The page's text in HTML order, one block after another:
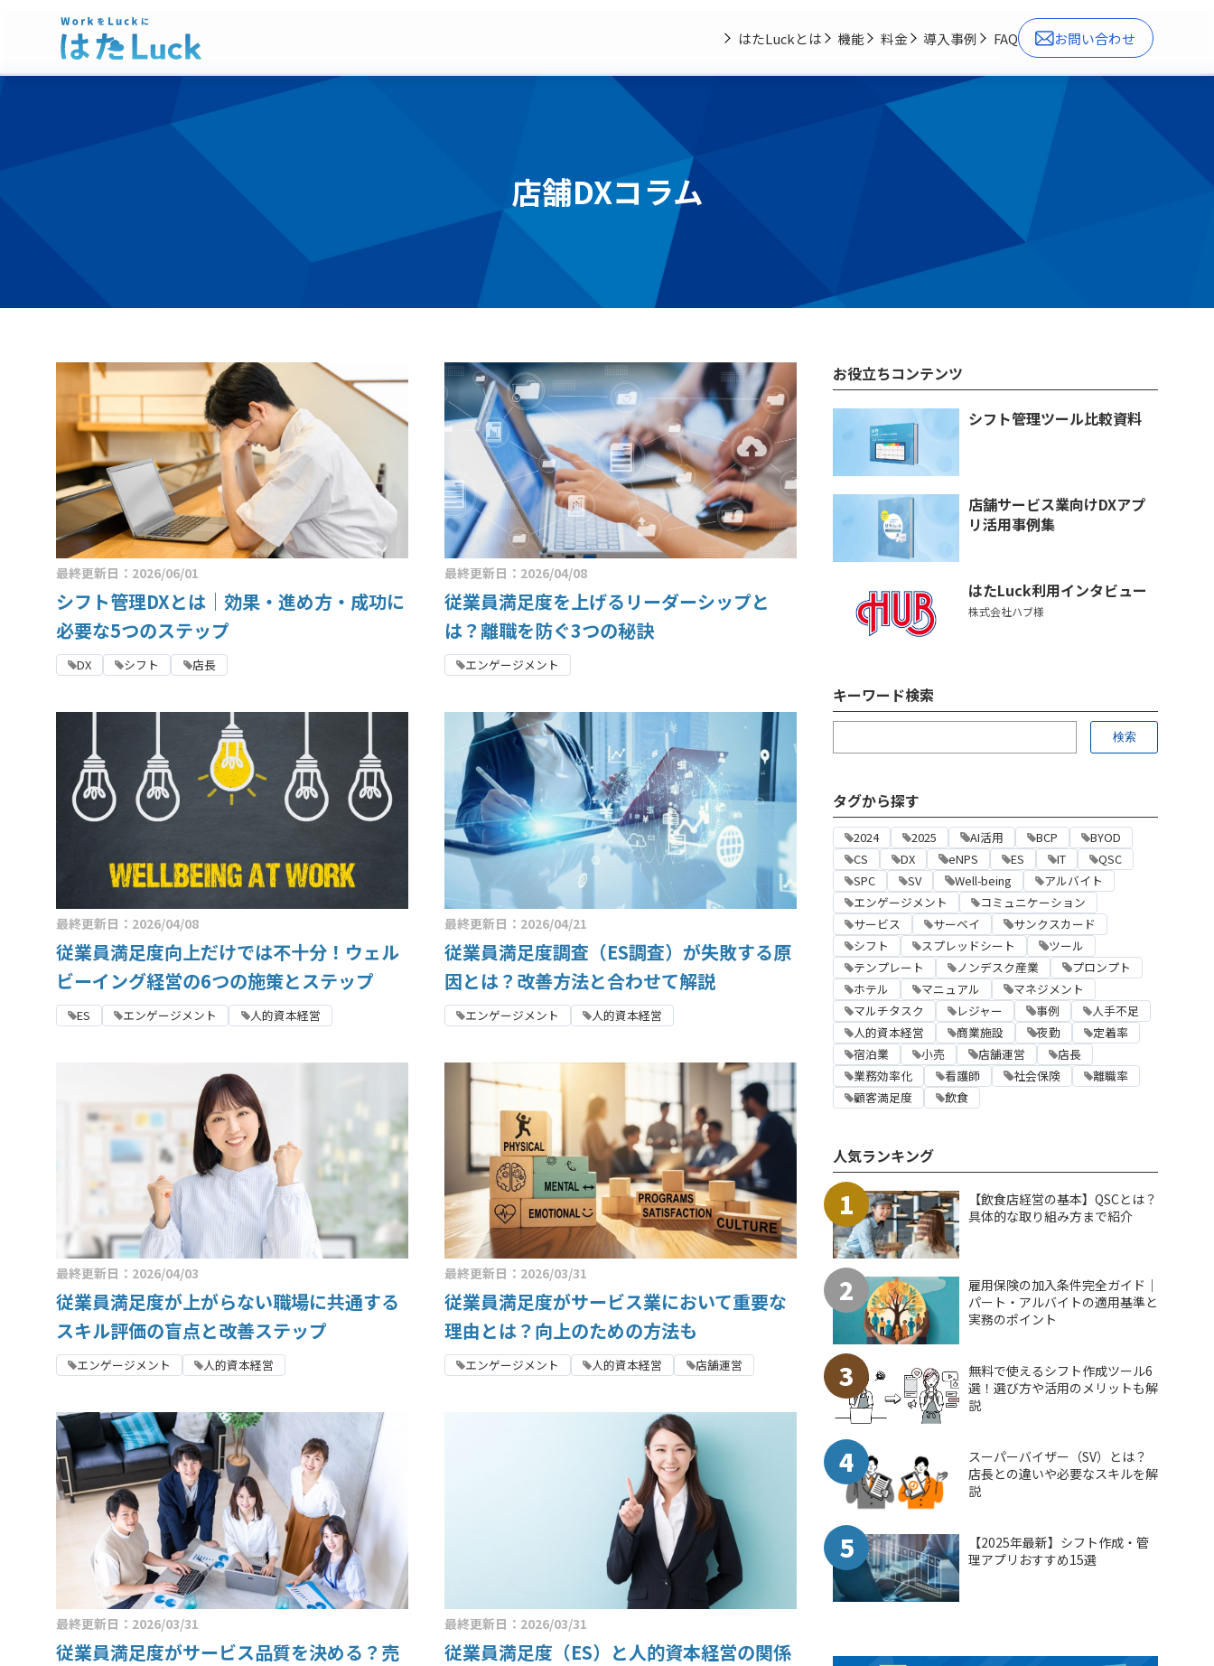
はたLuckとは 機能 料金 導入事例 FAQ お問い合わせ
店舗DXコラム
最終更新日：2026/06/01
シフト管理DXとは｜効果・進め方・成功に
必要な5つのステップ
DX シフト 店長
最終更新日：2026/04/08
従業員満足度を上げるリーダーシップと
は？離職を防ぐ3つの秘訣
エンゲージメント
最終更新日：2026/04/08
従業員満足度向上だけでは不十分！ウェル
ビーイング経営の6つの施策とステップ
ES エンゲージメント 人的資本経営
最終更新日：2026/04/21
従業員満足度調査（ES調査）が失敗する原
因とは？改善方法と合わせて解説
エンゲージメント 人的資本経営
最終更新日：2026/04/03
従業員満足度が上がらない職場に共通する
スキル評価の盲点と改善ステップ
エンゲージメント 人的資本経営
最終更新日：2026/03/31
従業員満足度がサービス業において重要な
理由とは？向上のための方法も
エンゲージメント 人的資本経営 店舗運営
最終更新日：2026/03/31
従業員満足度がサービス品質を決める？売
最終更新日：2026/03/31
従業員満足度（ES）と人的資本経営の関係
お役立ちコンテンツ
シフト管理ツール比較資料
店舗サービス業向けDXアプ
リ活用事例集
はたLuck利用インタビュー
株式会社ハブ様
キーワード検索
タグから探す
2024 2025 AI活用 BCP
BYOD
CS
DX eNPS ES IT
QSC
SPC
SV Well-being
アルバイト
エンゲージメント
コミュニケーション
サービス
サーベイ
サンクスカード
シフト
スプレッドシート
ツール
テンプレート
ノンデスク産業
プロンプト
ホテル
マニュアル
マネジメント
マルチタスク
レジャー 事例
人手不足
人的資本経営
商業施設 夜勤
定着率
宿泊業
小売 店舗運営
店長
業務効率化
看護師 社会保険
離職率
顧客満足度
飲食
人気ランキング
1
【飲食店経営の基本】QSCとは？
具体的な取り組み方まで紹介
2
雇用保険の加入条件完全ガイド｜
パート・アルバイトの適用基準と
実務のポイント
3
無料で使えるシフト作成ツール6
選！選び方や活用のメリットも解
説
4
スーパーバイザー（SV）とは？
店長との違いや必要なスキルを解
説
5
【2025年最新】シフト作成・管
理アプリおすすめ15選